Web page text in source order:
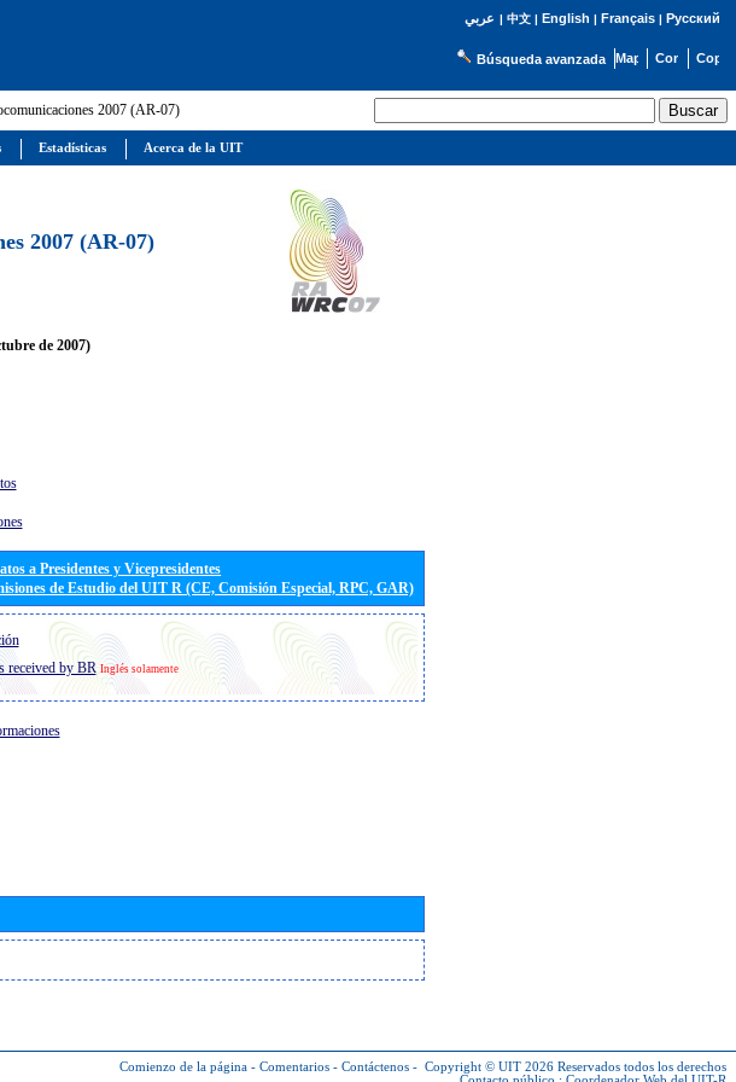
عربي | 中文| English | Français| Русский
Búsqueda avanzada
2007 (AR-07)
2007 (AR-07)
de 2007)
a Presidentes y Vicepresidentes
de Estudio del UIT R (CE, Comisión Especial, RPC, GAR)
received by BR Inglés solamente
Comienzo de la página - Comentarios - Contáctenos - Copyright © UIT 2026 Reservados todos los derechos
Estadísticas Acerca de la UIT